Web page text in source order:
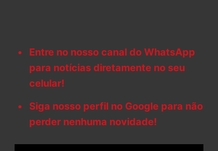
Entre no nosso canal do WhatsApp
para notícias diretamente no seu
celular!
Siga nosso perfil no Google para não
perder nenhuma novidade!